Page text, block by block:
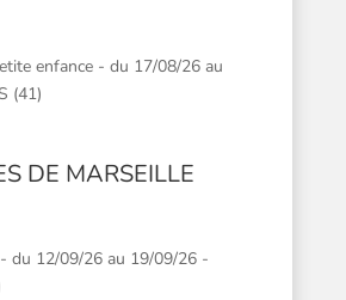
enfance - du 17/08/26 au
(41)
DE MARSEILLE
du 12/09/26 au 19/09/26 -